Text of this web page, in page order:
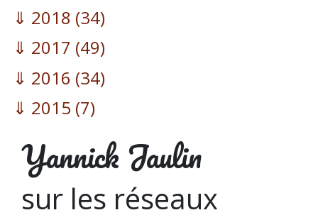
2018 (34)
2017 (49)
2016 (34)
2015 (7)
Yannick Jaulin
sur les réseaux